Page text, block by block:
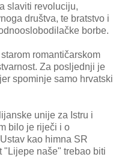
slaviti revoluciju,
društva, te bratstvo i
borbe.
romantičarskom
Za posljednji je
spominje samo hrvatski
unije za Istru i
bilo je riječi i o
kao himna SR
"Lijepe naše" trebao biti